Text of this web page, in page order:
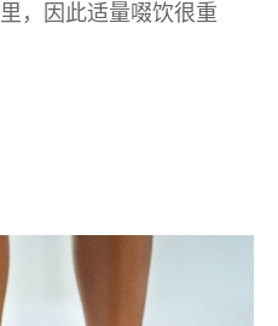
，因此适量啜饮很重